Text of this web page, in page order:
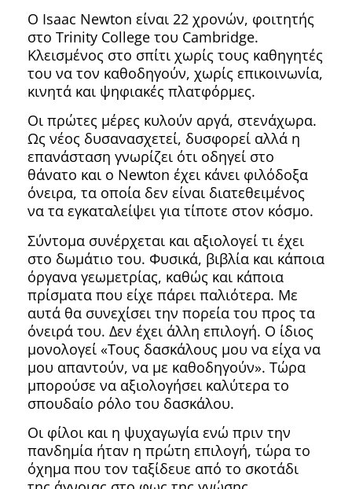
Ο Isaac Newton είναι 22 χρονών, φοιτητής
στο Trinity College του Cambridge.
Κλεισμένος στο σπίτι χωρίς τους καθηγητές
του να τον καθοδηγούν, χωρίς επικοινωνία,
κινητά και ψηφιακές πλατφόρμες.
Οι πρώτες μέρες κυλούν αργά, στενάχωρα.
Ως νέος δυσανασχετεί, δυσφορεί αλλά η
επανάσταση γνωρίζει ότι οδηγεί στο
θάνατο και ο Newton έχει κάνει φιλόδοξα
όνειρα, τα οποία δεν είναι διατεθειμένος
να τα εγκαταλείψει για τίποτε στον κόσμο.
Σύντομα συνέρχεται και αξιολογεί τι έχει
στο δωμάτιο του. Φυσικά, βιβλία και κάποια
όργανα γεωμετρίας, καθώς και κάποια
πρίσματα που είχε πάρει παλιότερα. Με
αυτά θα συνεχίσει την πορεία του προς τα
όνειρά του. Δεν έχει άλλη επιλογή. Ο ίδιος
μονολογεί «Τους δασκάλους μου να είχα να
μου απαντούν, να με καθοδηγούν». Τώρα
μπορούσε να αξιολογήσει καλύτερα το
σπουδαίο ρόλο του δασκάλου.
Οι φίλοι και η ψυχαγωγία ενώ πριν την
πανδημία ήταν η πρώτη επιλογή, τώρα το
όχημα που τον ταξίδευε από το σκοτάδι